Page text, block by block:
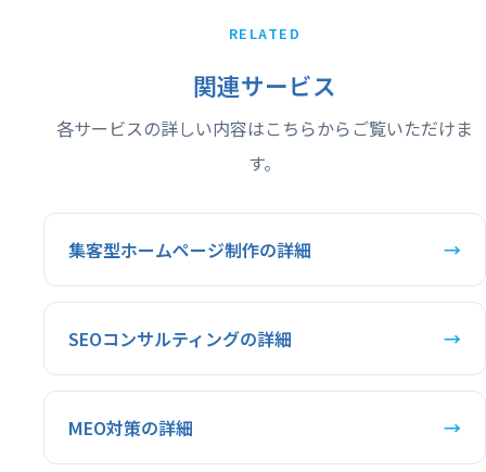
RELATED
関連サービス
各サービスの詳しい内容はこちらからご覧いただけま
す。
集客型ホームページ制作の詳細 →
SEOコンサルティングの詳細 →
MEO対策の詳細 →